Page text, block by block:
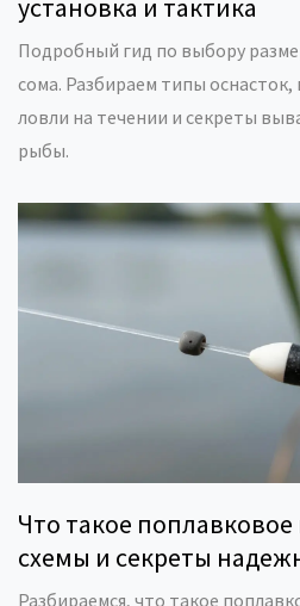
установка и тактика
Подробный гид по выбору
сома. Разбираем типы оснасток,
ловли на течении и секреты
рыбы.
Что такое
схемы и секреты
Разбираемся, что такое